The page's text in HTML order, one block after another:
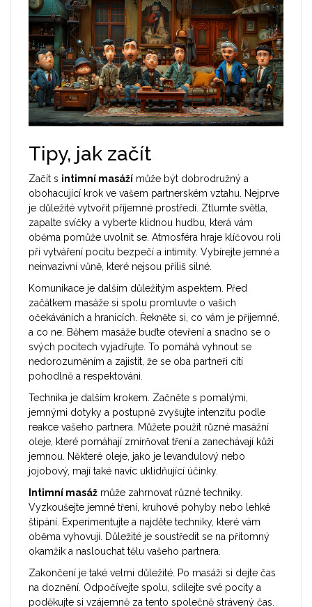
Tipy, jak začít
Začít s intimní masáží může být dobrodružný a
obohacující krok ve vašem partnerském vztahu. Nejprve
je důležité vytvořit příjemné prostředí. Ztlumte světla,
zapalte svíčky a vyberte klidnou hudbu, která vám
oběma pomůže uvolnit se. Atmosféra hraje klíčovou roli
při vytváření pocitu bezpečí a intimity. Vybírejte jemné a
neinvazivní vůně, které nejsou příliš silné.
Komunikace je dalším důležitým aspektem. Před
začátkem masáže si spolu promluvte o vašich
očekáváních a hranicích. Řekněte si, co vám je příjemné,
a co ne. Během masáže buďte otevření a snadno se o
svých pocitech vyjadřujte. To pomáhá vyhnout se
nedorozuměním a zajistit, že se oba partneři cítí
pohodlně a respektováni.
Technika je dalším krokem. Začněte s pomalými,
jemnými dotyky a postupně zvyšujte intenzitu podle
reakce vašeho partnera. Můžete použít různé masážní
oleje, které pomáhají zmírňovat tření a zanechávají kůži
jemnou. Některé oleje, jako je levandulový nebo
jojobový, mají také navíc uklidňující účinky.
Intimní masáž může zahrnovat různé techniky.
Vyzkoušejte jemné tření, kruhové pohyby nebo lehké
štípání. Experimentujte a najděte techniky, které vám
oběma vyhovují. Důležité je soustředit se na přítomný
okamžik a naslouchat tělu vašeho partnera.
Zakončení je také velmi důležité. Po masáži si dejte čas
na doznění. Odpočívejte spolu, sdílejte své pocity a
poděkujte si vzájemně za tento společně strávený čas.